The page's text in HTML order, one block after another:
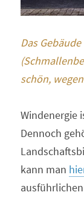
Das
schön,
Windenergie
Dennoch
kann man